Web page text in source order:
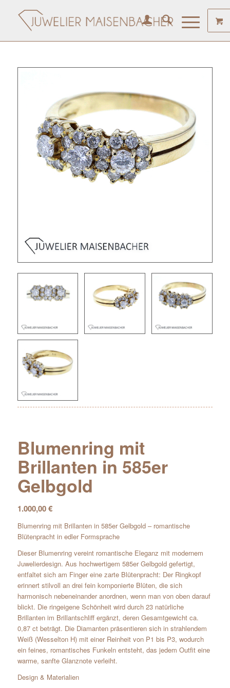
Blumenring mit
Brillanten in 585er
Gelbgold
1.000,00€
Blumenring mit Brillanten in 585er Gelbgold – romantische
Blütenpracht in edler Formsprache
Dieser Blumenring vereint romantische Eleganz mit modernem
Juwelierdesign. Aus hochwertigem 585er Gelbgold gefertigt,
entfaltet sich am Finger eine zarte Blütenpracht: Der Ringkopf
erinnert stilvoll an drei fein komponierte Blüten, die sich
harmonisch nebeneinander anordnen, wenn man von oben darauf
blickt. Die ringeigene Schönheit wird durch 23 natürliche
Brillanten im Brillantschliff ergänzt, deren Gesamtgewicht ca.
0,87 ct beträgt. Die Diamanten präsentieren sich in strahlendem
Weiß (Wesselton H) mit einer Reinheit von P1 bis P3, wodurch
ein feines, romantisches Funkeln entsteht, das jedem Outfit eine
warme, sanfte Glanznote verleiht.
Design & Materialien